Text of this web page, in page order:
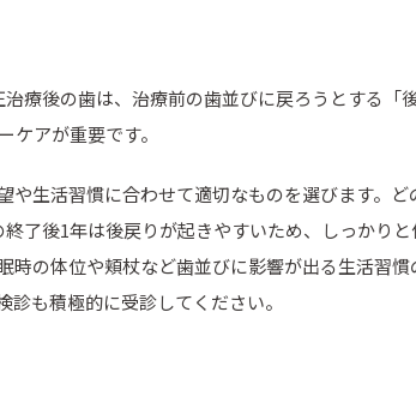
療後の歯は、治療前の歯並びに戻ろうとする「
アが重要です。
生活習慣に合わせて適切なものを選びます。ど
了後1年は後戻りが起きやすいため、しっかり
の体位や頬杖など歯並びに影響が出る生活習
も積極的に受診してください。